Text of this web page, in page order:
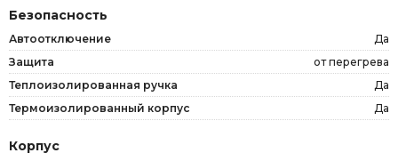
Безопасность
Автоотключение
Да
Защита
от перегрева
Теплоизолированная ручка
Да
Термоизолированный корпус
Да
Корпус